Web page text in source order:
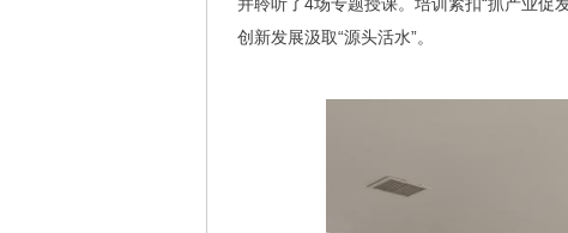
创新发展汲取“源头活水”。